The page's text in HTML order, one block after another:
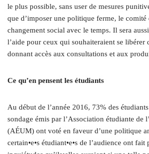
le plus possible, sans user de mesures
que d’imposer une politique ferme, le comité
changement social avec le temps. Il sera
l’aide pour ceux qui souhaiteraient se libérer
donnant accès aux consultations et aux
Ce qu’en pensent les étudiants
Au début de l’année 2016, 73% des
sondage émis par l’Association étudiante de
(AÉUM) ont voté en faveur d’une politique
certain•e•s étudiant•e•s de l’audience ont